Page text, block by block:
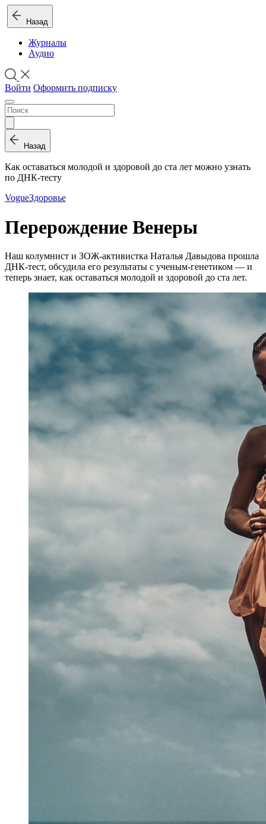
Назад
Журналы
Аудио
Войти Оформить подписку
Назад
Как оставаться молодой и здоровой до ста лет можно узнать
по ДНК-тесту
VogueЗдоровье
Перерождение Венеры
Наш колумнист и ЗОЖ-активистка Наталья Давыдова прошла
ДНК-тест, обсудила его результаты с ученым-генетиком — и
теперь знает, как оставаться молодой и здоровой до ста лет.